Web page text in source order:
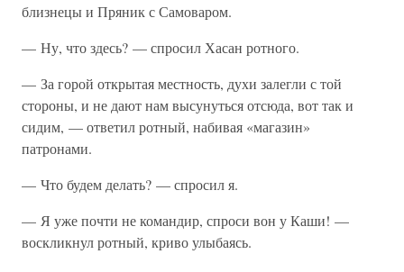
близнецы и Пряник с Самоваром.
— Ну, что здесь? — спросил Хасан ротного.
— За горой открытая местность, духи залегли с той
стороны, и не дают нам высунуться отсюда, вот так и
сидим, — ответил ротный, набивая «магазин»
патронами.
— Что будем делать? — спросил я.
— Я уже почти не командир, спроси вон у Каши! —
воскликнул ротный, криво улыбаясь.